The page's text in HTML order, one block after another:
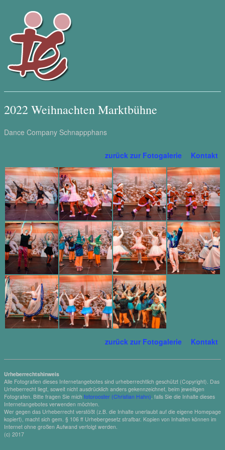
2022 Weihnachten Marktbühne
Dance Company Schnappphans
zurück zur Fotogalerie Kontakt
zurück zur Fotogalerie Kontakt
Urheberrechtshinweis
Alle Fotografien dieses Internetangebotes sind urheberrechtlich geschützt (Copyright). Das
Urheberrecht liegt, soweit nicht ausdrücklich anders gekennzeichnet, beim jeweiligen
Fotografen. Bitte fragen Sie mich fotorooster (Christian Hahn) , falls Sie die Inhalte dieses
Internetangebotes verwenden möchten.
Wer gegen das Urheberrecht verstößt (z.B. die Inhalte unerlaubt auf die eigene Homepage
kopiert), macht sich gem. § 106 ff Urhebergesetz strafbar. Kopien von Inhalten können im
Internet ohne großen Aufwand verfolgt werden.
(c) 2017